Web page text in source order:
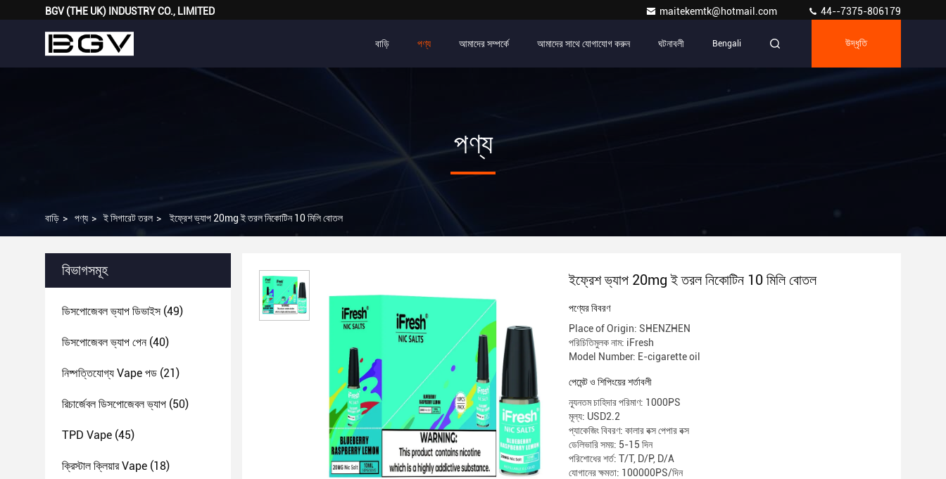
BGV (THE UK) INDUSTRY CO., LIMITED maitekemtk@hotmail.com 44--7375-806179
বাড়ি পণ্য আমাদের সম্পর্কে আমাদের সাথে যোগাযোগ করুন ঘটনাবলী Bengali উদ্ধৃতি
পণ্য
বাড়ি > পণ্য > ই সিগারেট তরল > ইফ্রেশ ভ্যাপ 20mg ই তরল নিকোটিন 10 মিলি বোতল
বিভাগসমূহ
ডিসপোজেবল ভ্যাপ ডিভাইস(49)
ডিসপোজেবল ভ্যাপ পেন(40)
নিষ্পত্তিযোগ্য Vape পড (21)
রিচার্জেবল ডিসপোজেবল ভ্যাপ (50)
TPD Vape (45)
ক্রিস্টাল ক্লিয়ার Vape (18)
ইফ্রেশ ভ্যাপ 20mg ই তরল নিকোটিন 10 মিলি বোতল
পণ্যের বিবরণ
Place of Origin: SHENZHEN
পরিচিতিমুলক নাম: iFresh
Model Number: E-cigarette oil
পেমেন্ট ও শিপিংয়ের শর্তাবলী
ন্যূনতম চাহিদার পরিমাণ: 1000PS
মূল্য: USD2.2
প্যাকেজিং বিবরণ: কালার বক্স পেপার বক্স
ডেলিভারি সময়: 5-15 দিন
পরিশোধের শর্ত: T/T, D/P, D/A
যোগানের ক্ষমতা: 100000PS/দিন